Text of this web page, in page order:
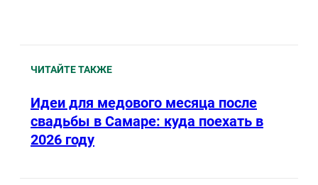
ЧИТАЙТЕ ТАКЖЕ
Идеи для медового месяца после
свадьбы в Самаре: куда поехать в
2026 году